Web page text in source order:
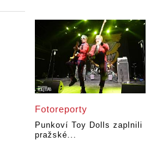
Fotoreporty
Punkoví Toy Dolls zaplnili
pražské...